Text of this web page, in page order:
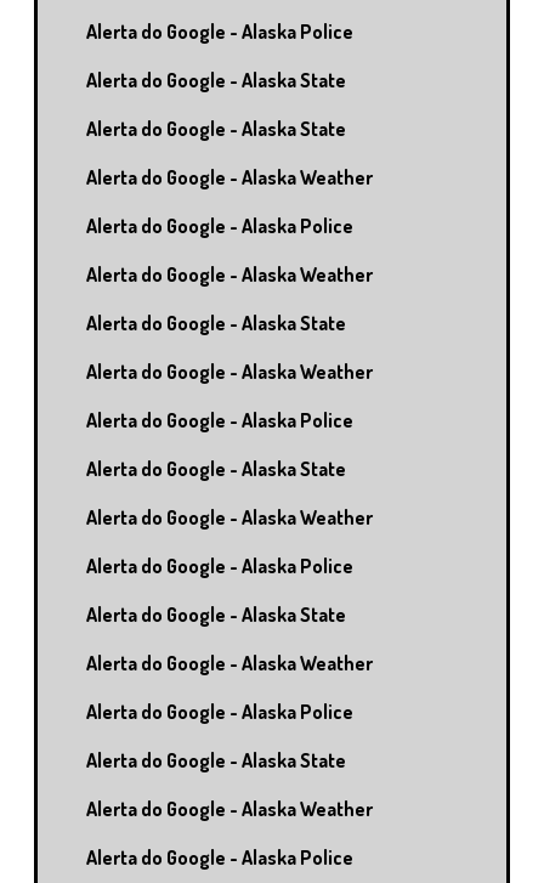
Alerta do Google - Alaska Police
Alerta do Google - Alaska State
Alerta do Google - Alaska State
Alerta do Google - Alaska Weather
Alerta do Google - Alaska Police
Alerta do Google - Alaska Weather
Alerta do Google - Alaska State
Alerta do Google - Alaska Weather
Alerta do Google - Alaska Police
Alerta do Google - Alaska State
Alerta do Google - Alaska Weather
Alerta do Google - Alaska Police
Alerta do Google - Alaska State
Alerta do Google - Alaska Weather
Alerta do Google - Alaska Police
Alerta do Google - Alaska State
Alerta do Google - Alaska Weather
Alerta do Google - Alaska Police